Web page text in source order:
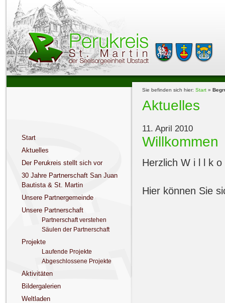
Start
Aktuelles
Der Perukreis stellt sich vor
30 Jahre Partnerschaft San Juan
Bautista & St. Martin
Unsere Partnergemeinde
Unsere Partnerschaft
Partnerschaft verstehen
Säulen der Partnerschaft
Projekte
Laufende Projekte
Abgeschlossene Projekte
Aktivitäten
Bildergalerien
Weltladen
Sie befinden sich hier: Start»
Aktuelles
11. April 2010
Willkommen
Herzlich W i l l k
Hier können Sie